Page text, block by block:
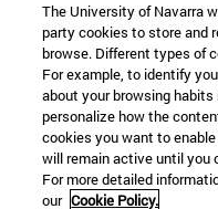
The University of Navarra
party cookies to store and
browse. Different types of
For example, to identify
about your browsing
personalize how the
cookies you want to
will remain active until you
For more detailed
our Cookie Policy.